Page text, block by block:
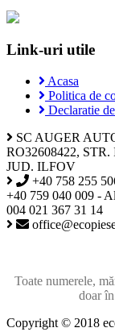
Link-uri utile
Acasa
Politica de
Declaratie
SC AUGER
RO32608422,
JUD. ILFOV
+40 758 255
+40 759 040 009 -
004 021 367 31 14
Toate numerele,
doar
Copyright © 2018